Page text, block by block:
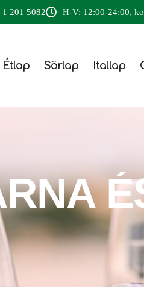
1 201 5082 H-V: 12:00-24:00,
Étlap Sörlap Itallap